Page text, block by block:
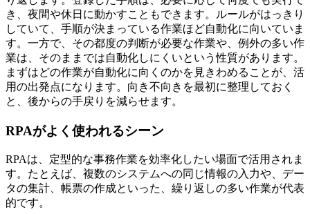
き、夜間や休日に動かすこともできます。ルールがはっきり
していて、手順が決まっている作業ほど自動化に向いていま
す。一方で、その都度の判断が必要な作業や、例外の多い作
業は、そのままでは自動化しにくいという性質があります。
まずはどの作業が自動化に向くのかを見きわめることが、活
用の出発点になります。向き不向きを最初に整理しておく
と、後からの手戻りを減らせます。
RPAがよく使われるシーン
RPAは、定型的な事務作業を効率化したい場面で活用されま
す。たとえば、複数のシステムへの同じ情報の入力や、デー
タの集計、帳票の作成といった、繰り返しの多い作業が代表
的です。